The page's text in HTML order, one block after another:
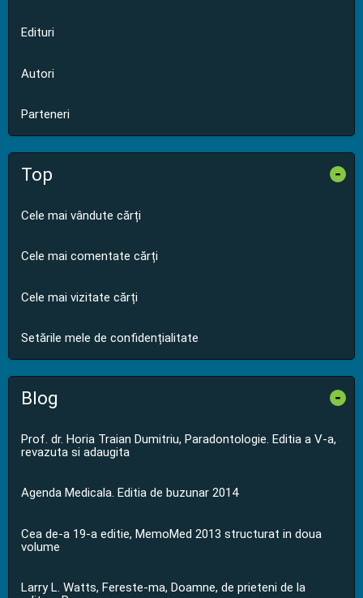
Edituri
Autori
Parteneri
Top -
Cele mai vândute cărți
Cele mai comentate cărți
Cele mai vizitate cărți
Setările mele de confidențialitate
Blog -
Prof. dr. Horia Traian Dumitriu, Paradontologie. Editia a V-a,
revazuta si adaugita
Agenda Medicala. Editia de buzunar 2014
Cea de-a 19-a editie, MemoMed 2013 structurat in doua
volume
Larry L. Watts, Fereste-ma, Doamne, de prieteni de la